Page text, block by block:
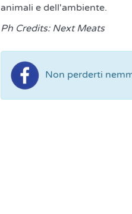
animali e dell'ambiente.
Ph Credits: Next Meats
Non perderti